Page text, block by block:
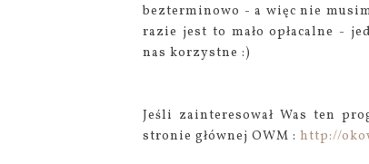
bezterminowo - a więc nie
razie jest to mało opłacalne -
nas korzystne :)
Jeśli zainteresował Was ten
stronie głównej OWM : http://